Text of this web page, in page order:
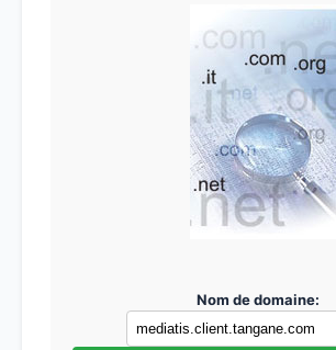
Nom de domaine: